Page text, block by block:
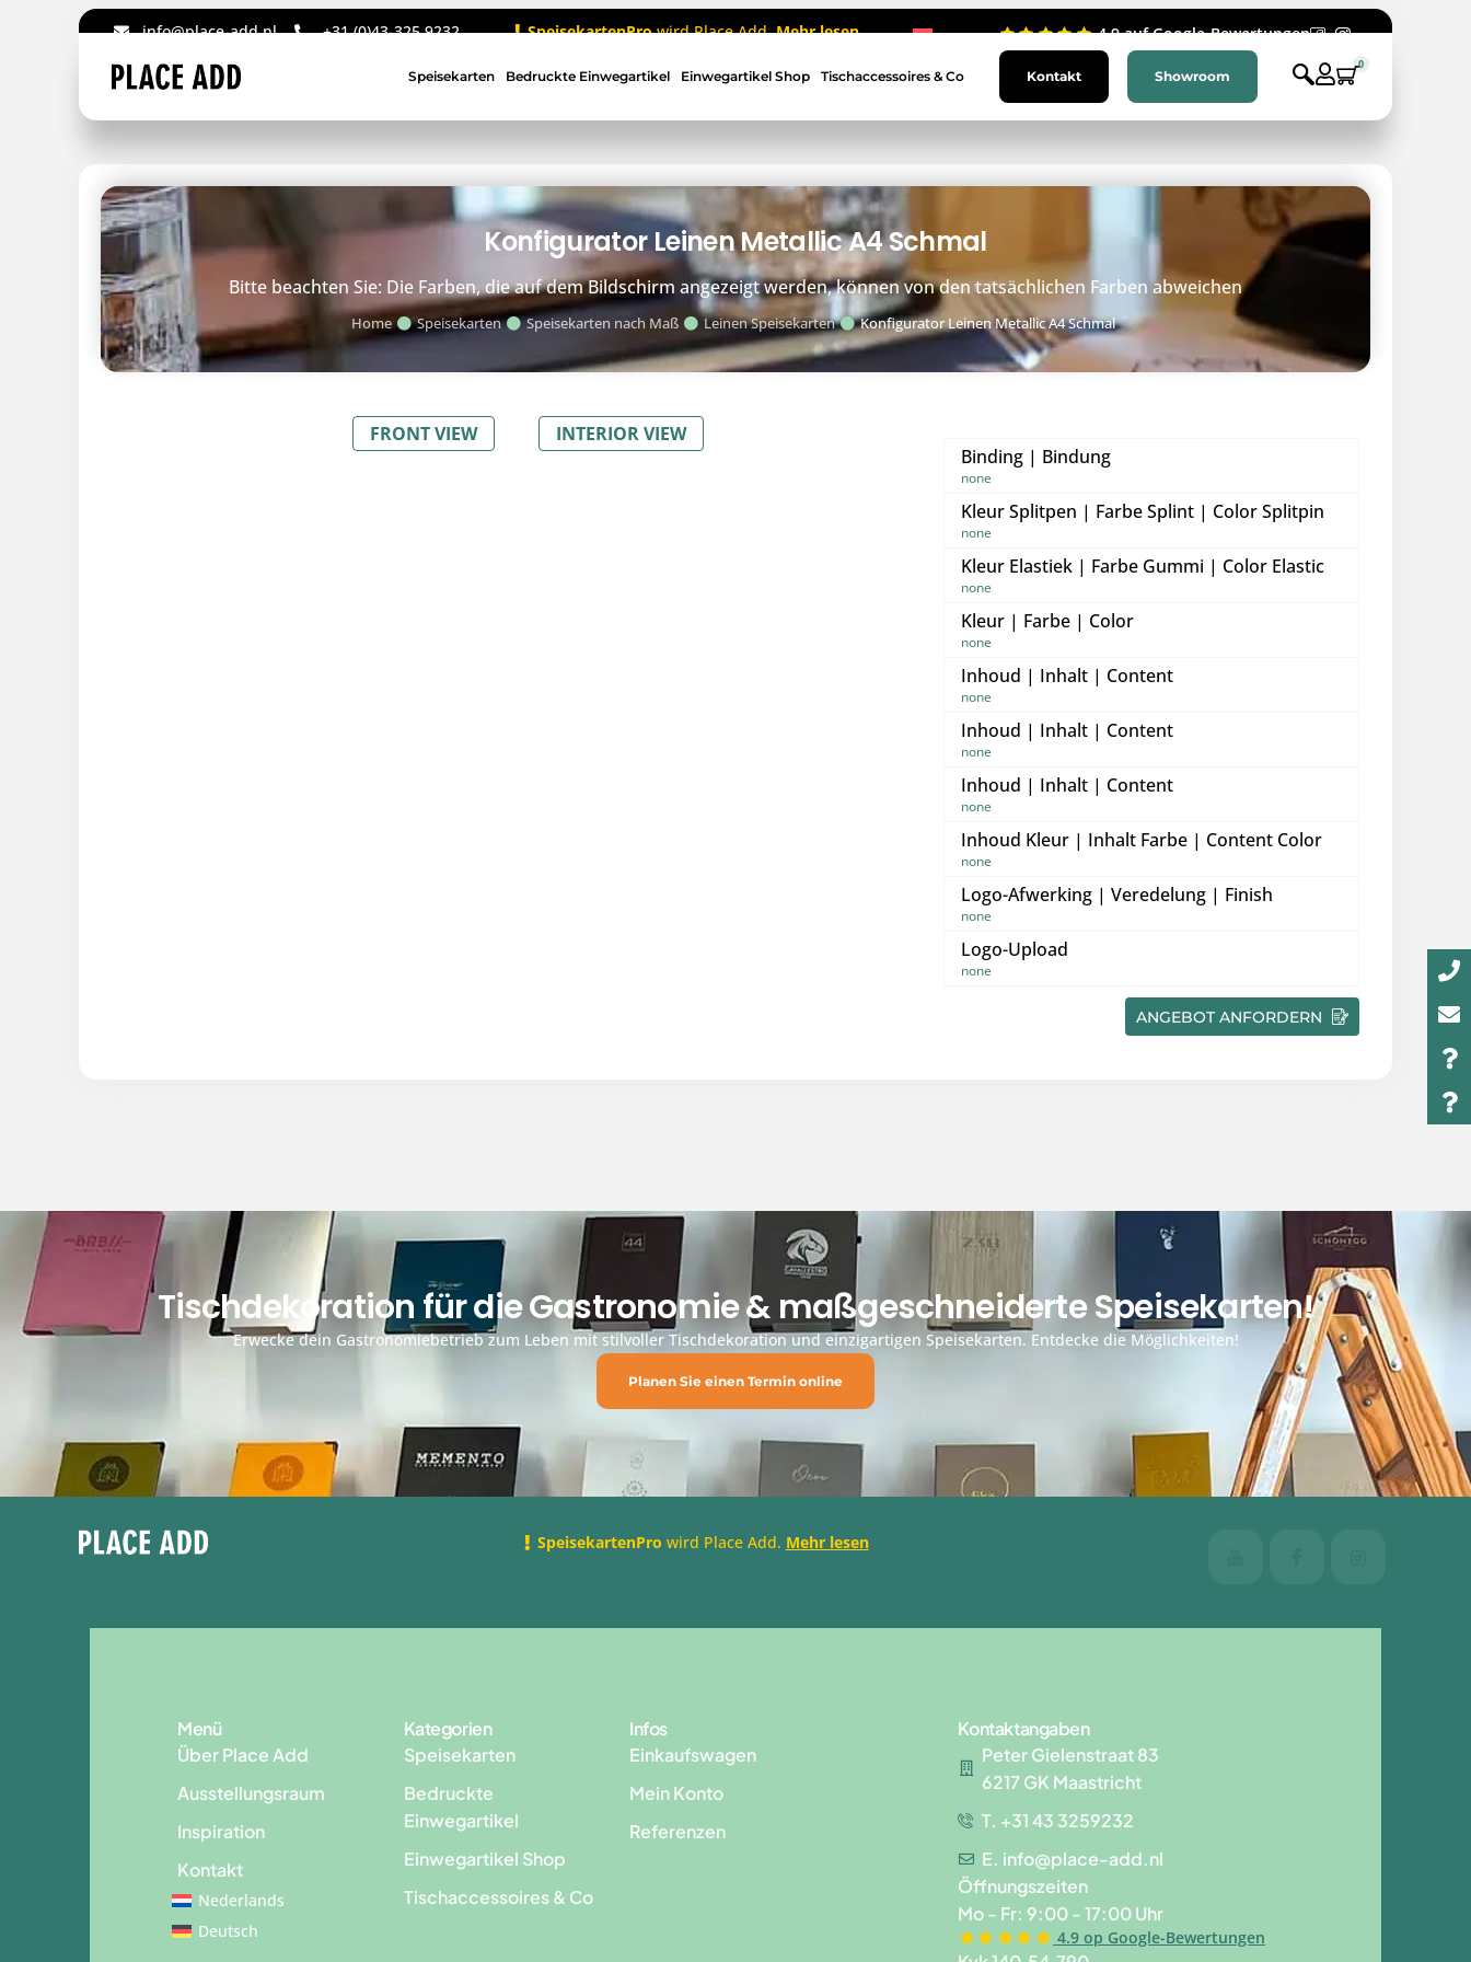
info@place-add.nl +31 (0)43-325 9232 SpeisekartenProwird Place Add.Mehr lesen 4.9 auf Google-Bewertungen
Speisekarten Bedruckte Einwegartikel Einwegartikel Shop Tischaccessoires & Co Kontakt Showroom
0
Konfigurator Leinen Metallic A4 Schmal
Bitte beachten Sie: Die Farben, die auf dem Bildschirm angezeigt werden, können von den tatsächlichen Farben abweichen
Home Speisekarten Speisekarten nach Maß Leinen Speisekarten Konfigurator Leinen Metallic A4 Schmal
FRONT VIEW
INTERIOR VIEW
Binding | Bindung
none
Kleur Splitpen | Farbe Splint | Color Splitpin
none
Kleur Elastiek | Farbe Gummi | Color Elastic
none
Kleur | Farbe | Color
none
Inhoud | Inhalt | Content
none
Inhoud | Inhalt | Content
none
Inhoud | Inhalt | Content
none
Inhoud Kleur | Inhalt Farbe | Content Color
none
Logo-Afwerking | Veredelung | Finish
none
Logo-Upload
none
ANGEBOT ANFORDERN
Tischdekoration für die Gastronomie & maßgeschneiderte Speisekarten!
Erwecke dein Gastronomiebetrieb zum Leben mit stilvoller Tischdekoration und einzigartigen Speisekarten. Entdecke die Möglichkeiten!
Planen Sie einen Termin online
SpeisekartenPro wird Place Add. Mehr lesen
Menü
Über Place Add
Ausstellungsraum
Inspiration
Kontakt
Nederlands
Deutsch
Kategorien
Speisekarten
Bedruckte
Einwegartikel
Einwegartikel Shop
Tischaccessoires & Co
Infos
Einkaufswagen
Mein Konto
Referenzen
Kontaktangaben
Peter Gielenstraat 83
6217 GK Maastricht
T. +31 43 3259232
E. info@place-add.nl
Öffnungszeiten
Mo - Fr: 9:00 - 17:00 Uhr
4.9 op Google-Bewertungen